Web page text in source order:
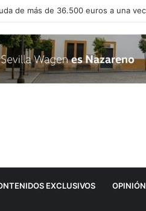
virus del Nilo en Dos Hermanas
EXCLUSIVOS OPINIÓN